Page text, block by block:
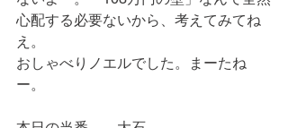
心配する必要ないから、考えてみてね
え。
おしゃべりノエルでした。まーたね
ー。